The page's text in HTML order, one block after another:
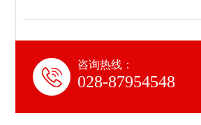
咨询热线：
028-87954548